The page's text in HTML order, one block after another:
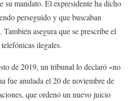
su mandato. El expresidente ha dicho
perseguido y que buscaban
asegura que se prescribe el
ilegales.
de 2019, un tribunal lo declaró «no
fue anulada el 20 de noviembre de
que ordenó un nuevo juicio